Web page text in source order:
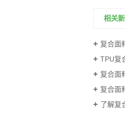
相关
复合面
TPU复
复合面
复合面
了解复